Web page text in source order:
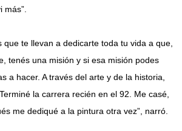
que te llevan a dedicarte toda tu vida a que,
tenés una misión y si esa misión podes
a hacer. A través del arte y de la historia,
la carrera recién en el 92. Me casé,
me dediqué a la pintura otra vez”, narró.